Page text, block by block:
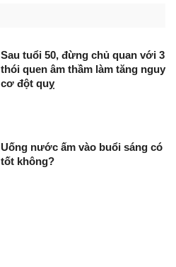
Sau tuổi 50, đừng chủ quan với 3
thói quen âm thầm làm tăng nguy
cơ đột quỵ
Uống nước ấm vào buổi sáng có
tốt không?